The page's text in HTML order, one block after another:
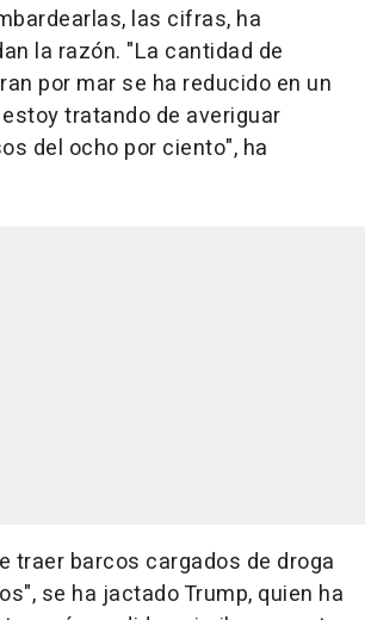
las cifras, ha
la razón. "La cantidad de
por mar se ha reducido en un
tratando de averiguar
del ocho por ciento", ha
traer barcos cargados de droga
se ha jactado Trump, quien ha